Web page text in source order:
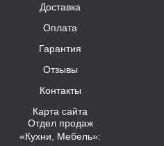
Доставка
Оплата
Гарантия
Отзывы
Контакты
Карта сайта
Отдел продаж
«Кухни, Мебель»: